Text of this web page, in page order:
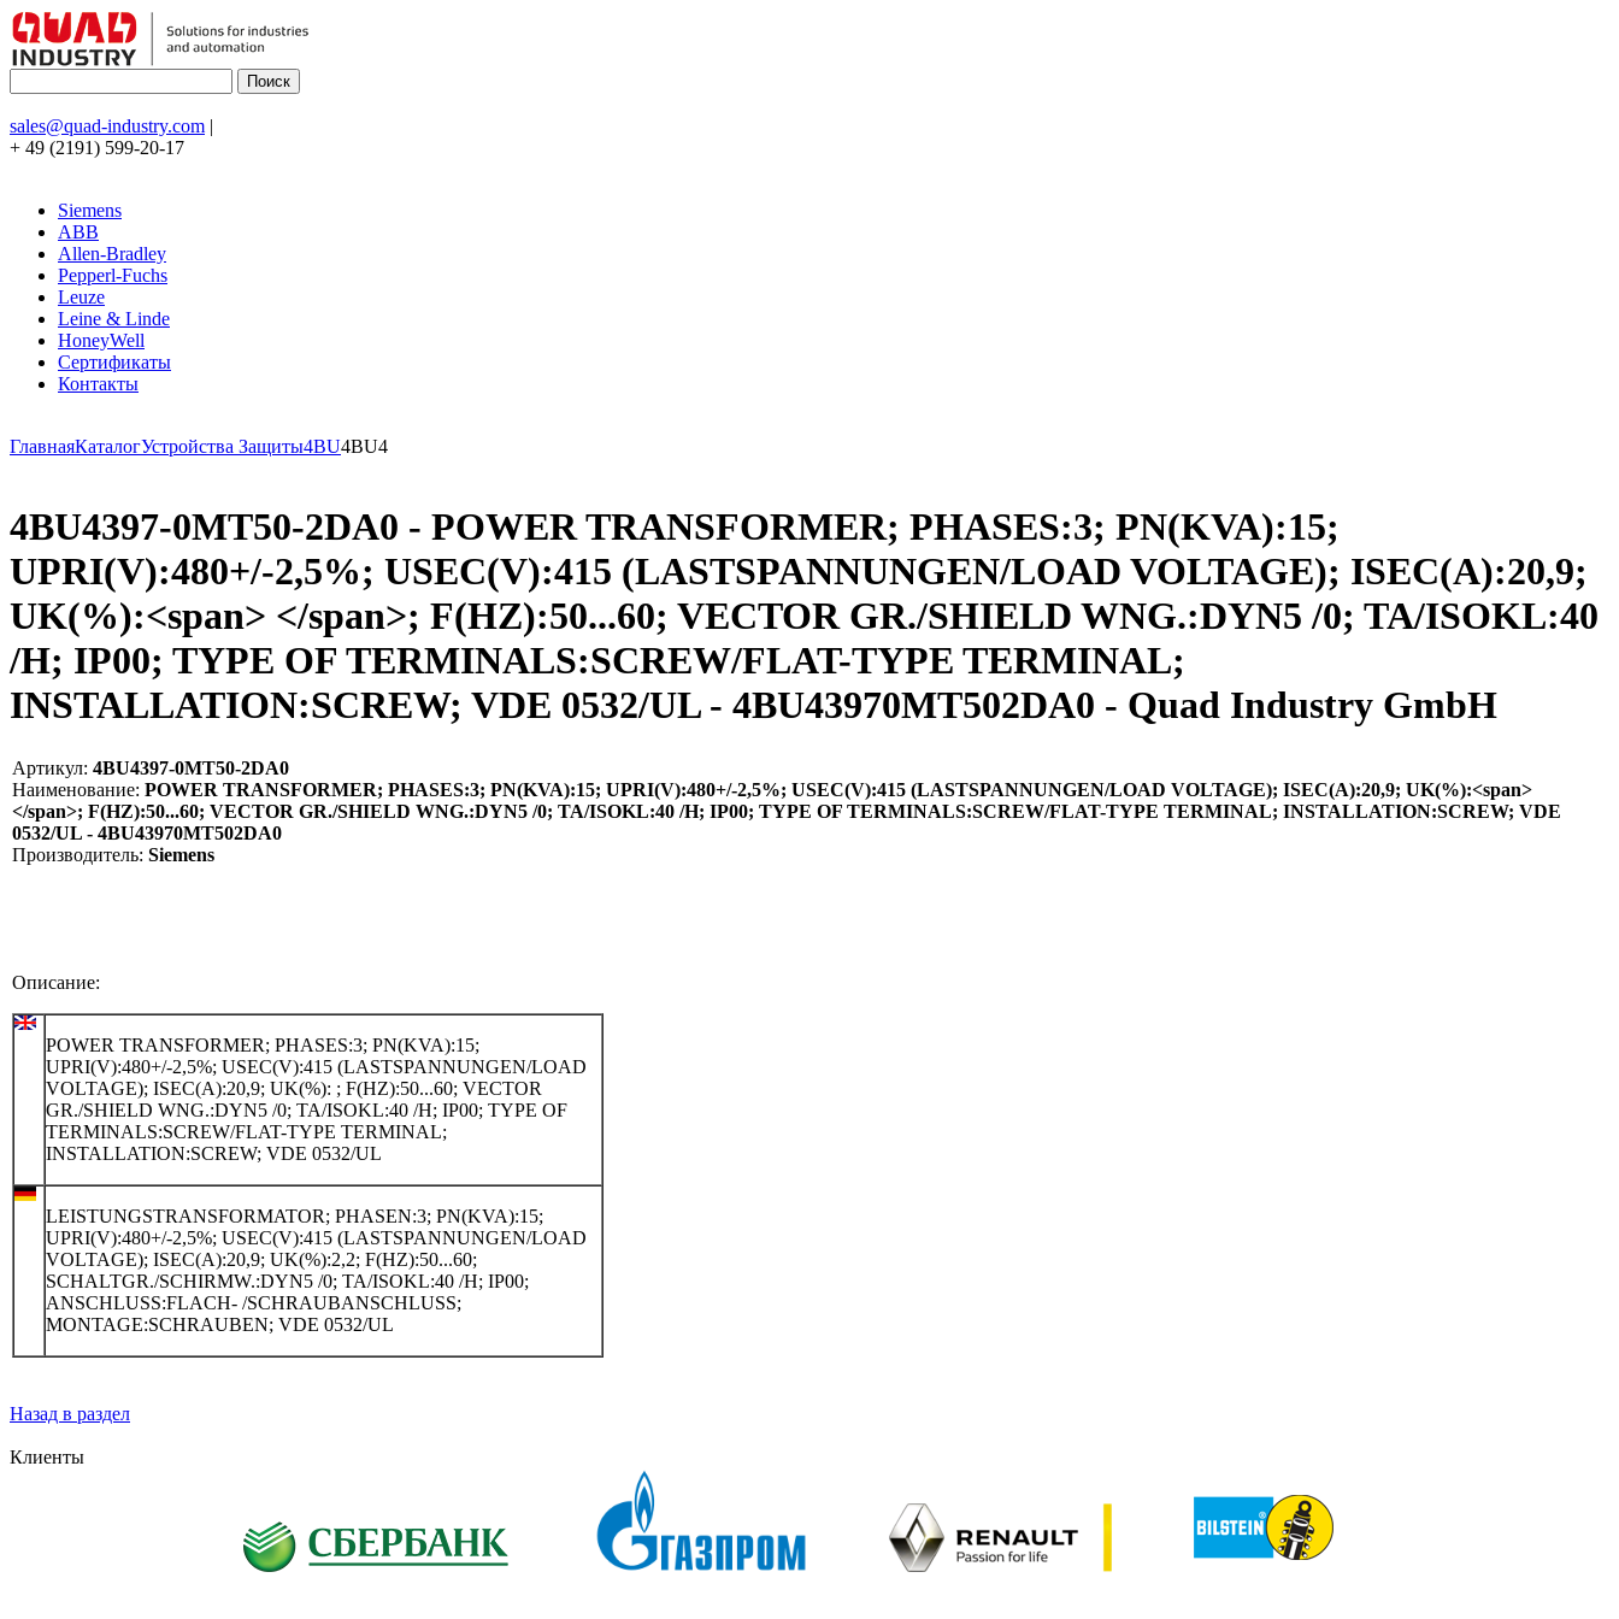
sales@quad-industry.com |
+ 49 (2191) 599-20-17
Siemens
ABB
Allen-Bradley
Pepperl-Fuchs
Leuze
Leine & Linde
HoneyWell
Сертификаты
Контакты
ГлавнаяКаталогУстройства Защиты4BU4BU4
4BU4397-0MT50-2DA0 - POWER TRANSFORMER; PHASES:3; PN(KVA):15;
UPRI(V):480+/-2,5%; USEC(V):415 (LASTSPANNUNGEN/LOAD VOLTAGE); ISEC(A):20,9;
UK(%):<span> </span>; F(HZ):50...60; VECTOR GR./SHIELD WNG.:DYN5 /0; TA/ISOKL:40
/H; IP00; TYPE OF TERMINALS:SCREW/FLAT-TYPE TERMINAL;
INSTALLATION:SCREW; VDE 0532/UL - 4BU43970MT502DA0 - Quad Industry GmbH
Артикул: 4BU4397-0MT50-2DA0
Наименование: POWER TRANSFORMER; PHASES:3; PN(KVA):15; UPRI(V):480+/-2,5%; USEC(V):415 (LASTSPANNUNGEN/LOAD VOLTAGE); ISEC(A):20,9; UK(%):<span>
</span>; F(HZ):50...60; VECTOR GR./SHIELD WNG.:DYN5 /0; TA/ISOKL:40 /H; IP00; TYPE OF TERMINALS:SCREW/FLAT-TYPE TERMINAL; INSTALLATION:SCREW; VDE
0532/UL - 4BU43970MT502DA0
Производитель: Siemens
Описание:
POWER TRANSFORMER; PHASES:3; PN(KVA):15;
UPRI(V):480+/-2,5%; USEC(V):415 (LASTSPANNUNGEN/LOAD
VOLTAGE); ISEC(A):20,9; UK(%): ; F(HZ):50...60; VECTOR
GR./SHIELD WNG.:DYN5 /0; TA/ISOKL:40 /H; IP00; TYPE OF
TERMINALS:SCREW/FLAT-TYPE TERMINAL;
INSTALLATION:SCREW; VDE 0532/UL
LEISTUNGSTRANSFORMATOR; PHASEN:3; PN(KVA):15;
UPRI(V):480+/-2,5%; USEC(V):415 (LASTSPANNUNGEN/LOAD
VOLTAGE); ISEC(A):20,9; UK(%):2,2; F(HZ):50...60;
SCHALTGR./SCHIRMW.:DYN5 /0; TA/ISOKL:40 /H; IP00;
ANSCHLUSS:FLACH- /SCHRAUBANSCHLUSS;
MONTAGE:SCHRAUBEN; VDE 0532/UL
Назад в раздел
Клиенты